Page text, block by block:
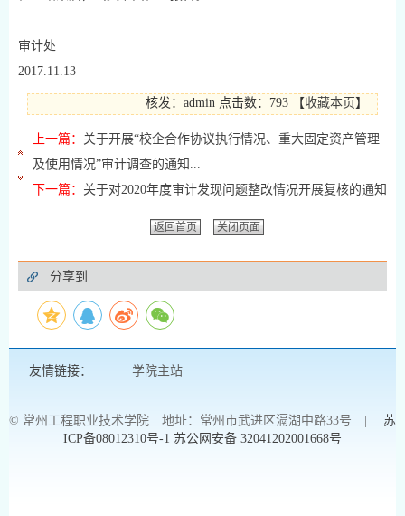
审计处
2017.11.13
核发：admin 点击数：793 【收藏本页 】
上一篇： 关于开展“校企合作协议执行情况、重大固定资产管理
及使用情况”审计调查的通知...
下一篇： 关于对2020年度审计发现问题整改情况开展复核的通知
返回首页 关闭页面
分享到
友情链接： 学院主站
© 常州工程职业技术学院 地址：常州市武进区滆湖中路33号 | 苏
ICP备08012310号-1 苏公网安备 32041202001668号